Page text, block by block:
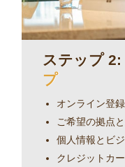
ステップ 2:
プ